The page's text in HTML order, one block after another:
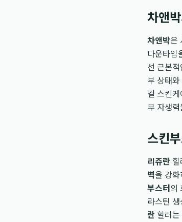
차앤
차앤박은
다운타임
선 근본
부 상태
컬 스킨
부 자생
스킨
리쥬란
벽을 강
부스터의
라스틴
란 힐러